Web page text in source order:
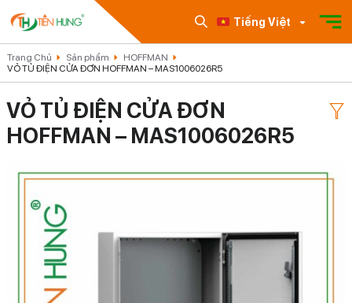
Tiếng Việt
Trang Chủ Sản phẩm
HOFFMAN
VỎ TỦ ĐIỆN CỬA ĐƠN HOFFMAN – MAS1006026R5
VỎ TỦ ĐIỆN CỬA ĐƠN
HOFFMAN – MAS1006026R5